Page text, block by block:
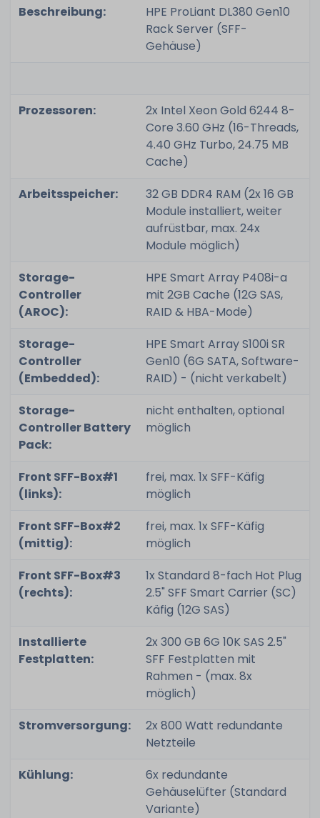
Beschreibung:
HPE ProLiant DL380 Gen10
Rack Server (SFF-
Gehäuse)
Prozessoren:
2x Intel Xeon Gold 6244 8-
Core 3.60 GHz (16-Threads,
4.40 GHz Turbo, 24.75 MB
Cache)
Arbeitsspeicher:
32 GB DDR4 RAM (2x 16 GB
Module installiert, weiter
aufrüstbar, max. 24x
Module möglich)
Storage-
Controller
(AROC):
HPE Smart Array P408i-a
mit 2GB Cache (12G SAS,
RAID & HBA-Mode)
Storage-
Controller
(Embedded):
HPE Smart Array S100i SR
Gen10 (6G SATA, Software-
RAID) - (nicht verkabelt)
Storage-
Controller Battery
Pack:
nicht enthalten, optional
möglich
Front SFF-Box#1
(links):
frei, max. 1x SFF-Käfig
möglich
Front SFF-Box#2
(mittig):
frei, max. 1x SFF-Käfig
möglich
Front SFF-Box#3
(rechts):
1x Standard 8-fach Hot Plug
2.5" SFF Smart Carrier (SC)
Käfig (12G SAS)
Installierte
Festplatten:
2x 300 GB 6G 10K SAS 2.5"
SFF Festplatten mit
Rahmen - (max. 8x
möglich)
Stromversorgung:
2x 800 Watt redundante
Netzteile
Kühlung:
6x redundante
Gehäuselüfter (Standard
Variante)